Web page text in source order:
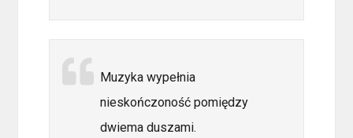
Muzyka wypełnia
nieskończoność pomiędzy
dwiema duszami.